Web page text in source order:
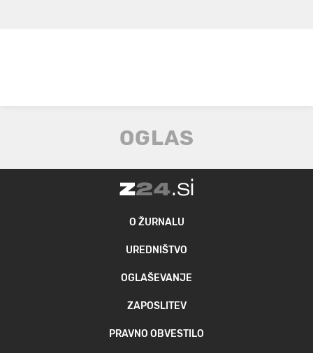
O ŽURNALU
UREDNIŠTVO
OGLAŠEVANJE
ZAPOSLITEV
PRAVNO OBVESTILO